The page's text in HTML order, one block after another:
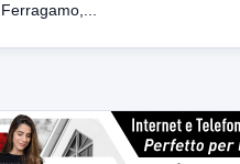
Ferragamo,...